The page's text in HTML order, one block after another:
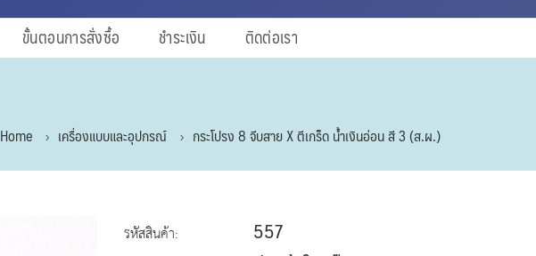
ขั้นตอนการสั่งซื้อ ชำระเงิน ติดต่อเรา
Home เครื่องแบบและอุปกรณ์ กระโปรง 8 จีบสาย X ตีเกร็ด น้ำเงินอ่อน สี 3 (ส.ผ.)
รหัสสินค้า: 557